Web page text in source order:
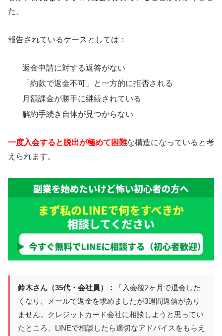
た。
報告されているケースとしては：
返金申請に対する返答がない
「約款で返金不可」と一方的に拒否される
月額課金が勝手に継続されている
解約手続き自体が見つからない
一度入会すると脱出が極めて困難な構造になっていると考
えられます。
鈴木さん（35代・会社員）：
「入会後2ヶ月で退会した
くなり、メールで返金を求めましたが3週間返信があり
ません。クレジットカード会社に相談しようと思ってい
たところ、LINEで相談したら適切なアドバイスをもらえ